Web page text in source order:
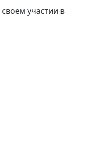
участии в